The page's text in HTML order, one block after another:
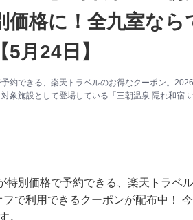
価格に！全九室な
月24日】
約できる、楽天トラベルのお得なクーポン。
象施設として登場している「三朝温泉 隠れ和宿
別価格で予約できる、 楽天トラベル
で利用できるクーポンが配布中！
。